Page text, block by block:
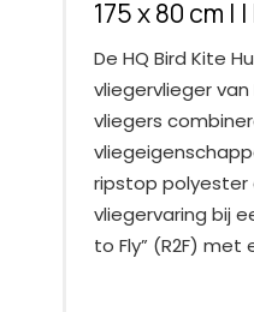
175 x 80 cm |
De HQ Bird Kite
vliegervlieger
vliegers
ripstop polyester
vliegervaring bij
to Fly” (R2F) met